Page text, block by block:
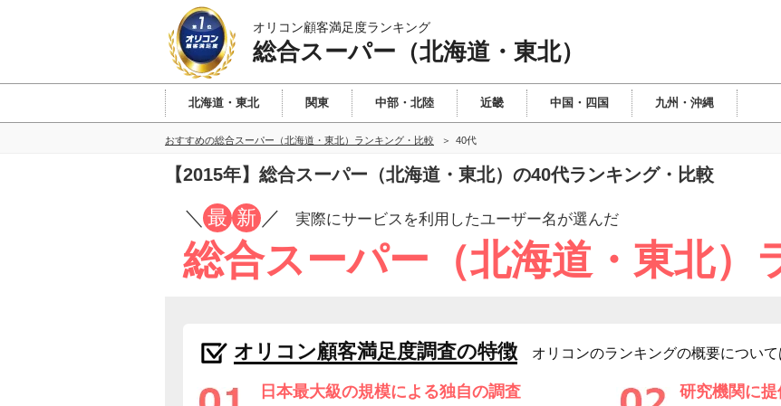
オリコン顧客満足度ランキング
総合スーパー（北海道・東北）
北海道・東北 関東 中部・北陸 近畿 中国・四国 九州・沖縄
おすすめの総合スーパー（北海道・東北）ランキング・比較 40代
【2015年】総合スーパー（北海道・東北）の40代ランキング・比較
／ 最 新 ／ 実際にサービスを利用したユーザー名が選んだ
総合スーパー（北海道・東北）
オリコン顧客満足度調査の特徴 オリコンのランキングの概要について
日本最大級の規模による独自の調査 研究機関に